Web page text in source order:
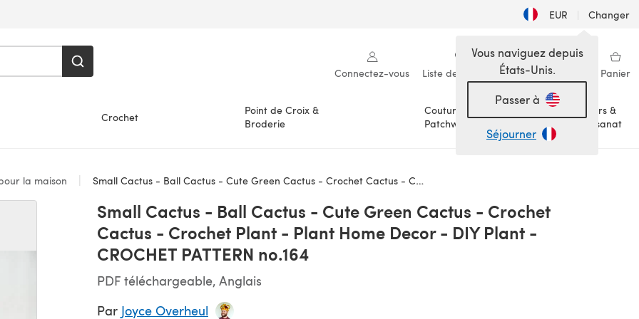
EUR | Changer
Connectez-vous Liste de souhaits Ma bibliothèque Panier
Crochet
Point de Croix &
Broderie
Couture &
Patchwork
Loisirs &
Artisanat
Vous naviguez depuis
États-Unis.
Passer à
Séjourner
la maison Small Cactus - Ball Cactus - Cute Green Cactus - Crochet Cactus - Crochet Plant - Plant Home Decor - DIY Plant - CROCHET PATTERN no.164
Small Cactus - Ball Cactus - Cute Green Cactus - Crochet
Cactus - Crochet Plant - Plant Home Decor - DIY Plant -
CROCHET PATTERN no.164
PDF téléchargeable, Anglais
Par Joyce Overheul